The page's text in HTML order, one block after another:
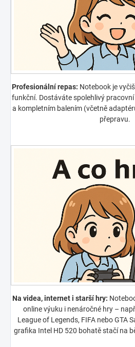
Profesionální repas: Notebook je
funkční. Dostáváte spolehlivý
a kompletním balením (včetně
přepravu.
Na videa, internet i starší hry:
online výuku i nenáročné hry –
League of Legends, FIFA nebo GTA
grafika Intel HD 520 bohatě stačí na